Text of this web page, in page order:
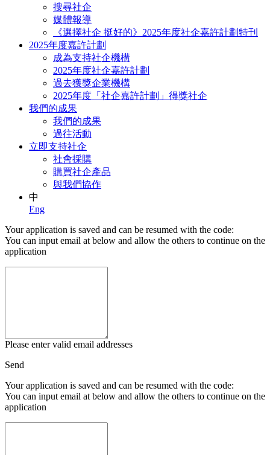
搜尋社企
媒體報導
《選擇社企 挺好的》2025年度社企嘉許計劃特刊
2025年度嘉許計劃
成為支持社企機構
2025年度社企嘉許計劃
過去獲獎企業機構
2025年度「社企嘉許計劃」得獎社企
我們的成果
我們的成果
過往活動
立即支持社企
社會採購
購買社企產品
與我們協作
中
Eng
Your application is saved and can be resumed with the code:
You can input email at below and allow the others to continue on the
application
Please enter valid email addresses
Send
Your application is saved and can be resumed with the code:
You can input email at below and allow the others to continue on the
application